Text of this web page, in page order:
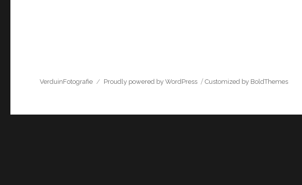
Customized by BoldThemes
VerduinFotografie Proudly powered by WordPress